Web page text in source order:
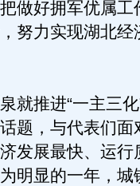
做好拥军优属工
努力实现湖北经
推进“一主三化
题，与代表们面
发展最快、运行
明显的一年，城